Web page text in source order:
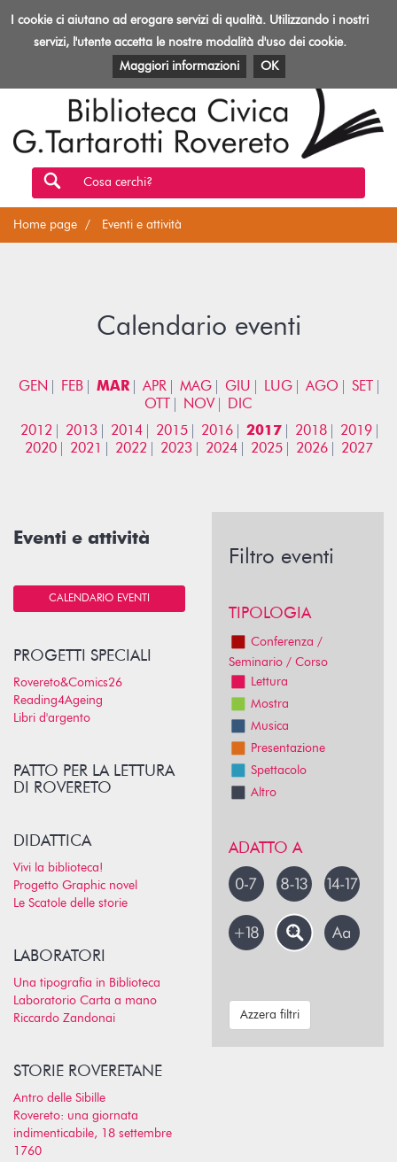
Toggle
Biblioteca
Rovereto
EVENTI E ATTIVITÀ PATRIMONIO E RISORSE
Cosa cerchi?
Home page Eventi e attività
Calendario eventi
GEN FEB MAR APR MAG GIU LUG AGO
SET
OTT
NOV
DIC
2012
2013 2014 2015 2016 2017 2018
2019
2020
2021 2022 2023 2024 2025 2026 2027
Eventi e attività
CALENDARIO EVENTI
PROGETTI SPECIALI
Rovereto&Comics26
Reading4Ageing
Libri d'argento
PATTO PER LA LETTURA
DI ROVERETO
DIDATTICA
Vivi la biblioteca!
Progetto Graphic novel
Le Scatole delle storie
LABORATORI
Una tipografia in Biblioteca
Laboratorio Carta a mano
Riccardo Zandonai
STORIE ROVERETANE
Antro delle Sibille
Rovereto: una giornata
indimenticabile, 18 settembre
1760
Filtro eventi
TIPOLOGIA
Conferenza /
Seminario / Corso
Lettura
Mostra
Musica
Presentazione
Spettacolo
Altro
ADATTO A
Azzera filtri
I cookie ci aiutano ad erogare servizi di qualità. Utilizzando i nostri
servizi, l'utente accetta le nostre modalità d'uso dei cookie.
Maggiori informazioni
OK